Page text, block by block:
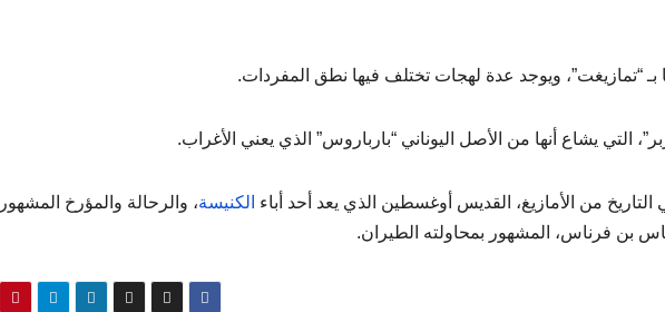
بـ “تمازيغت”، ويوجد عدة لهجات تختلف فيها نطق المفردات.
التي يشاع أنها من الأصل اليوناني “بارباروس” الذي يعني الأغراب.
من الأمازيغ، القديس أوغسطين الذي يعد أحد أباء الكنيسة، والرحالة والمؤرخ
بن فرناس، المشهور بمحاولته الطيران.